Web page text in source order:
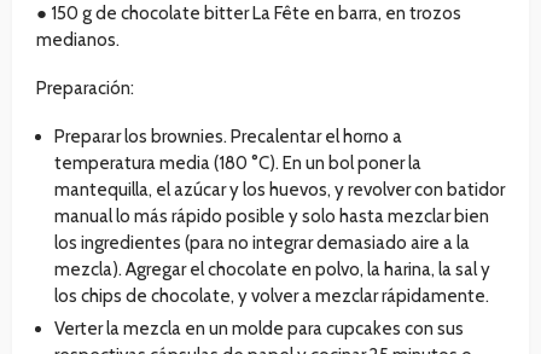
● 150 g de chocolate bitter La Fête en barra, en trozos
medianos.
Preparación:
Preparar los brownies. Precalentar el horno a
temperatura media (180 °C). En un bol poner la
mantequilla, el azúcar y los huevos, y revolver con batidor
manual lo más rápido posible y solo hasta mezclar bien
los ingredientes (para no integrar demasiado aire a la
mezcla). Agregar el chocolate en polvo, la harina, la sal y
los chips de chocolate, y volver a mezclar rápidamente.
Verter la mezcla en un molde para cupcakes con sus